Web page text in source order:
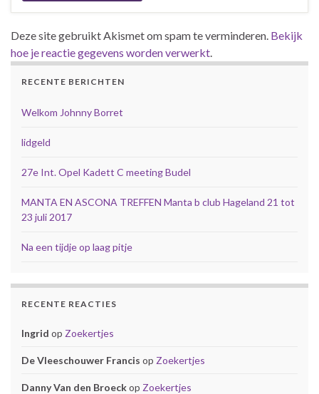
Deze site gebruikt Akismet om spam te verminderen. Bekijk
hoe je reactie gegevens worden verwerkt
RECENTE BERICHTEN
Welkom Johnny Borret
lidgeld
27e Int. Opel Kadett C meeting Budel
MANTA EN ASCONA TREFFEN Manta b club Hageland 21 tot
23 juli 2017
Na een tijdje op laag pitje
RECENTE REACTIES
Ingrid op Zoekertjes
De Vleeschouwer Francis op Zoekertjes
Danny Van den Broeckop Zoekertjes